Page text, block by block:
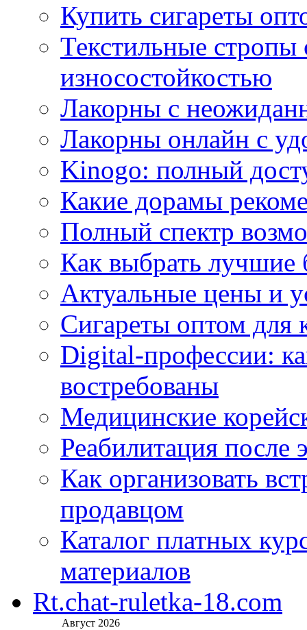
Купить сигареты
Текстильные
износостойкостью
Лакорны с
Лакорны онлайн с
Kinogo: полный
Какие дорамы
Полный спектр
Как выбрать
Актуальные цены и
Сигареты оптом для
Digital-профессии:
востребованы
Медицинские
Реабилитация после
Как организовать
продавцом
Каталог платных
материалов
Rt.chat-ruletka-18.com
Август 2026